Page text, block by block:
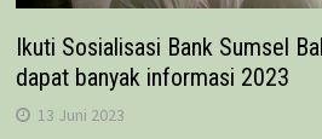
Ikuti Sosialisasi Bank Sumsel
dapat banyak informasi 2023
13 Juni 2023